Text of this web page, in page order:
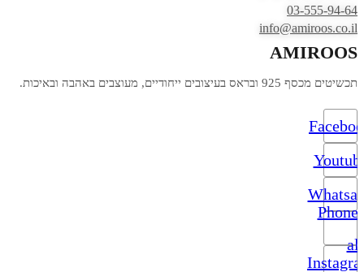
03-555-94-64
info@amiroos.co.il
AMIROOS
תכשיטים מכסף 925 ובראס בעיצובים ייחודיים, מעוצבים באהבה ובאיכות.
Phone-
alt